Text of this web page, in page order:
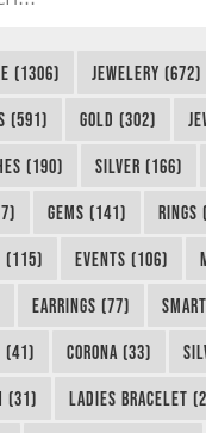
(1306) JEWELERY (672)
(591) GOLD (302)
(190) SILVER (166)
GEMS (141)
(115) EVENTS (106)
EARRINGS (77)
(41) CORONA (33)
(31) LADIES BRACELET